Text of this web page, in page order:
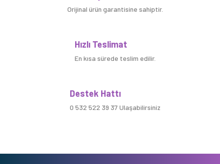
Orijinal ürün garantisine sahiptir.
Hızlı Teslimat
En kısa sürede teslim edilir.
Destek Hattı
0 532 522 39 37 Ulaşabilirsiniz